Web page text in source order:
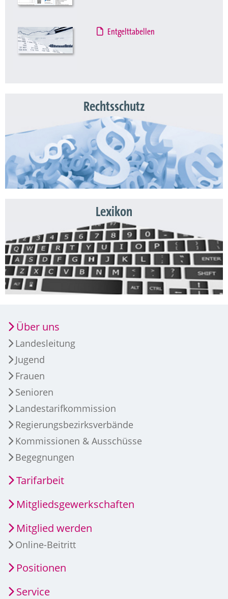
Entgelttabellen
Rechtsschutz
Lexikon
Über uns
Landesleitung
Jugend
Frauen
Senioren
Landestarifkommission
Regierungsbezirksverbände
Kommissionen & Ausschüsse
Begegnungen
Tarifarbeit
Mitgliedsgewerkschaften
Mitglied werden
Online-Beitritt
Positionen
Service